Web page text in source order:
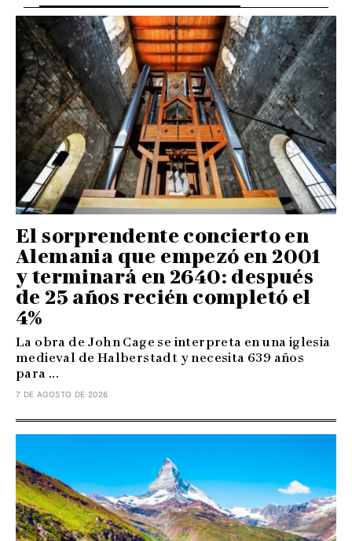
El sorprendente concierto en
Alemania que empezó en 2001
y terminará en 2640: después
de 25 años recién completó el
4%
La obra de John Cage se interpreta en una iglesia
medieval de Halberstadt y necesita 639 años
para ...
7 DE AGOSTO DE 2026